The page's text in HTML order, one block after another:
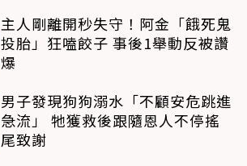
主人剛離開秒失守！阿金「餓死鬼
投胎」狂嗑餃子 事後1舉動反被讚
爆
男子發現狗狗溺水「不顧安危跳進
急流」 牠獲救後跟隨恩人不停搖
尾致謝